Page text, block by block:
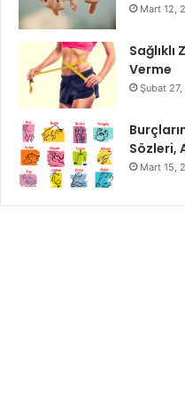
Mart 12,
Sağlıklı
Verme
Şubat 27,
Sözleri,
Mart 15,